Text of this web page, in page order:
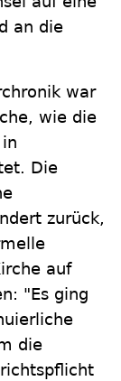
an die
war
wie die
Die
zurück,
auf
"Es ging
die